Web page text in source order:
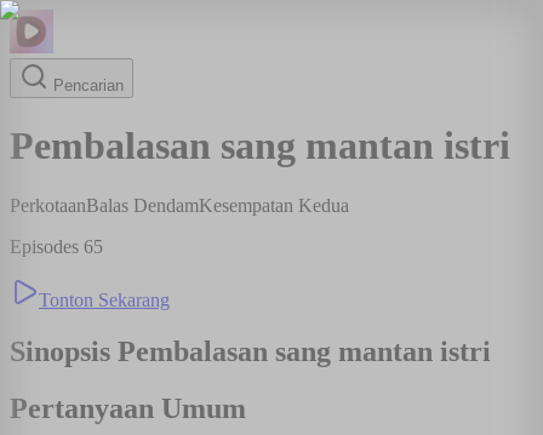
Pencarian
Pembalasan sang mantan istri
PerkotaanBalas DendamKesempatan Kedua
Episodes 65
Tonton Sekarang
Sinopsis Pembalasan sang mantan istri
Pertanyaan Umum